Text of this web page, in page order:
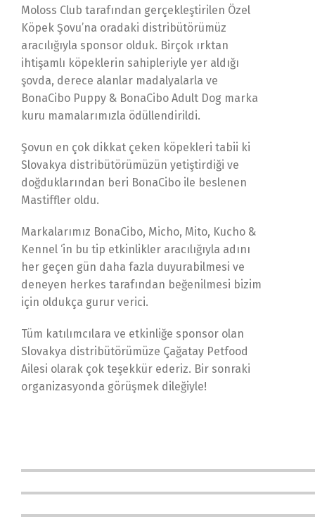
Moloss Club tarafından gerçekleştirilen Özel
Köpek Şovu’na oradaki distribütörümüz
aracılığıyla sponsor olduk. Birçok ırktan
ihtişamlı köpeklerin sahipleriyle yer aldığı
şovda, derece alanlar madalyalarla ve
BonaCibo Puppy & BonaCibo Adult Dog marka
kuru mamalarımızla ödüllendirildi.
Şovun en çok dikkat çeken köpekleri tabii ki
Slovakya distribütörümüzün yetiştirdiği ve
doğduklarından beri BonaCibo ile beslenen
Mastiffler oldu.
Markalarımız BonaCibo, Micho, Mito, Kucho &
Kennel ‘in bu tip etkinlikler aracılığıyla adını
her geçen gün daha fazla duyurabilmesi ve
deneyen herkes tarafından beğenilmesi bizim
için oldukça gurur verici.
Tüm katılımcılara ve etkinliğe sponsor olan
Slovakya distribütörümüze Çağatay Petfood
Ailesi olarak çok teşekkür ederiz. Bir sonraki
organizasyonda görüşmek dileğiyle!